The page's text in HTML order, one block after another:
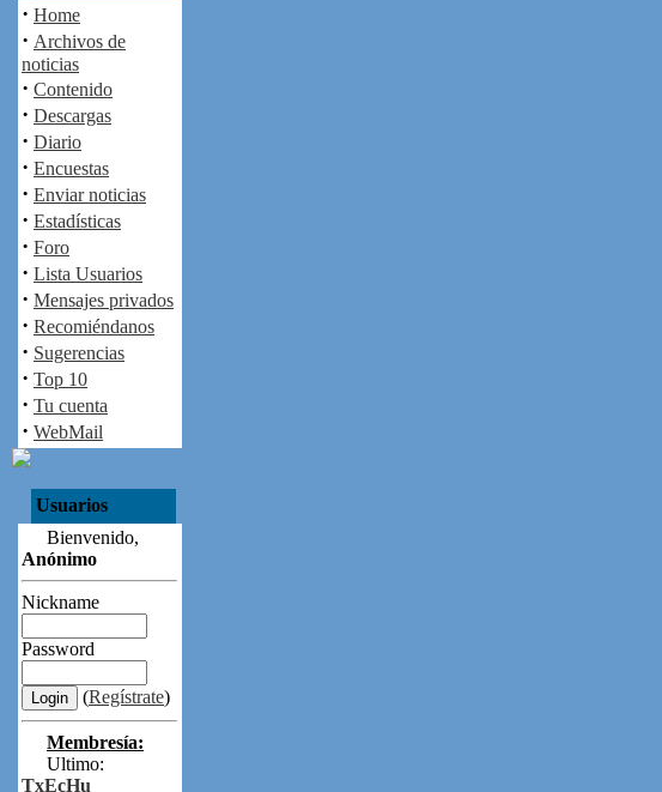
· Home
· Archivos de
noticias
· Contenido
· Descargas
· Diario
· Encuestas
· Enviar noticias
· Estadísticas
· Foro
· Lista Usuarios
· Mensajes privados
· Recomiéndanos
· Sugerencias
· Top 10
· Tu cuenta
· WebMail
Usuarios
Bienvenido,
Anónimo
Nickname
Password
(Regístrate)
Membresía:
Ultimo:
TxEcHu